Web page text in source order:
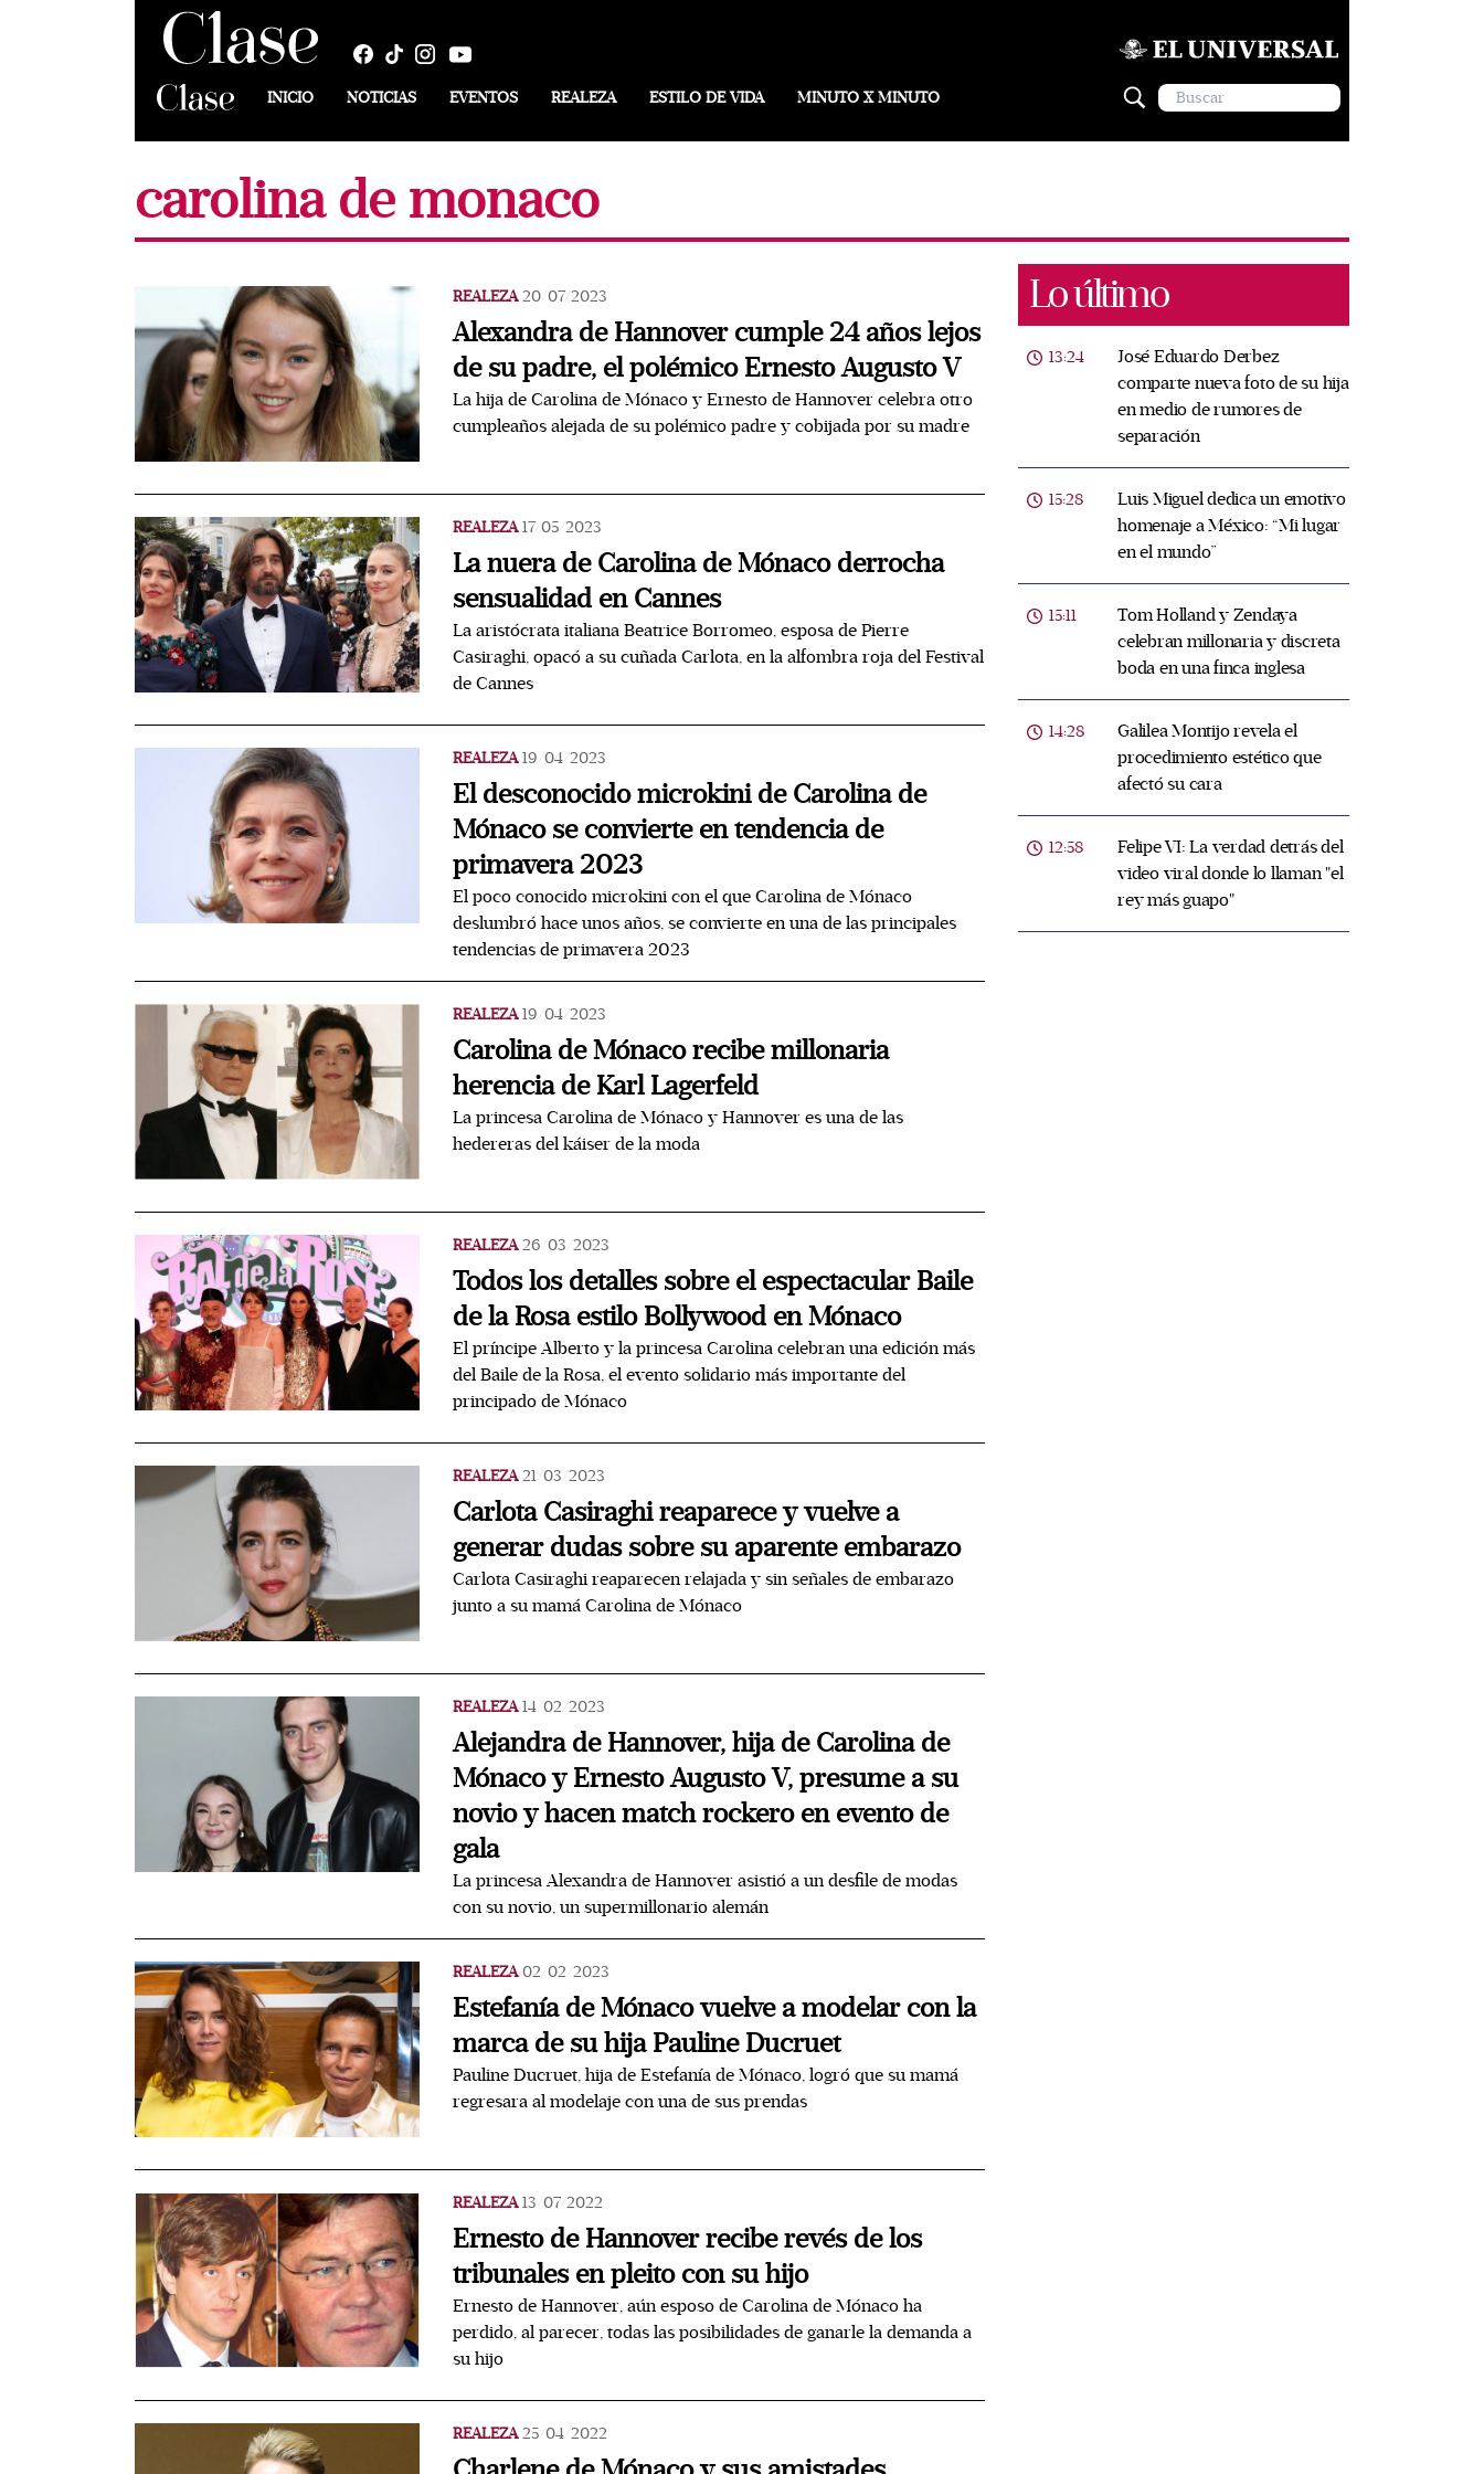
INICIO NOTICIAS EVENTOS REALEZA ESTILO DE VIDA MINUTO X MINUTO
carolina de monaco
REALEZA 20/07/2023
Alexandra de Hannover cumple 24 años lejos
de su padre, el polémico Ernesto Augusto V
La hija de Carolina de Mónaco y Ernesto de Hannover celebra otro
cumpleaños alejada de su polémico padre y cobijada por su madre
REALEZA 17/05/2023
La nuera de Carolina de Mónaco derrocha
sensualidad en Cannes
La aristócrata italiana Beatrice Borromeo, esposa de Pierre
Casiraghi, opacó a su cuñada Carlota, en la alfombra roja del Festival
de Cannes
REALEZA 19/04/2023
El desconocido microkini de Carolina de
Mónaco se convierte en tendencia de
primavera 2023
El poco conocido microkini con el que Carolina de Mónaco
deslumbró hace unos años, se convierte en una de las principales
tendencias de primavera 2023
REALEZA 19/04/2023
Carolina de Mónaco recibe millonaria
herencia de Karl Lagerfeld
La princesa Carolina de Mónaco y Hannover es una de las
hedereras del káiser de la moda
REALEZA 26/03/2023
Todos los detalles sobre el espectacular Baile
de la Rosa estilo Bollywood en Mónaco
El príncipe Alberto y la princesa Carolina celebran una edición más
del Baile de la Rosa, el evento solidario más importante del
principado de Mónaco
REALEZA 21/03/2023
Carlota Casiraghi reaparece y vuelve a
generar dudas sobre su aparente embarazo
Carlota Casiraghi reaparecen relajada y sin señales de embarazo
junto a su mamá Carolina de Mónaco
REALEZA 14/02/2023
Alejandra de Hannover, hija de Carolina de
Mónaco y Ernesto Augusto V, presume a su
novio y hacen match rockero en evento de
gala
La princesa Alexandra de Hannover asistió a un desfile de modas
con su novio, un supermillonario alemán
REALEZA 02/02/2023
Estefanía de Mónaco vuelve a modelar con la
marca de su hija Pauline Ducruet
Pauline Ducruet, hija de Estefanía de Mónaco, logró que su mamá
regresara al modelaje con una de sus prendas
REALEZA 13/07/2022
Ernesto de Hannover recibe revés de los
tribunales en pleito con su hijo
Ernesto de Hannover, aún esposo de Carolina de Mónaco ha
perdido, al parecer, todas las posibilidades de ganarle la demanda a
su hijo
REALEZA 25/04/2022
Lo último
13:24
José Eduardo Derbez
comparte nueva foto de su hija
en medio de rumores de
separación
15:28
Luis Miguel dedica un emotivo
homenaje a México: “Mi lugar
en el mundo”
15:11
Tom Holland y Zendaya
celebran millonaria y discreta
boda en una finca inglesa
14:28
Galilea Montijo revela el
procedimiento estético que
afectó su cara
12:58
Felipe VI: La verdad detrás del
video viral donde lo llaman "el
rey más guapo"